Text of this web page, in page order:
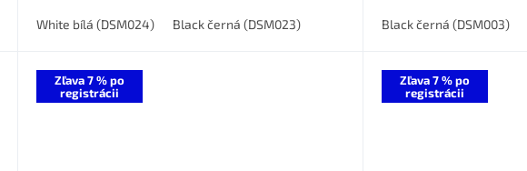
White bílá (DSM024) Black černá (DSM023) Black černá (DSM003)
Zľava 7 % po
registrácii
Zľava 7 % po
registrácii